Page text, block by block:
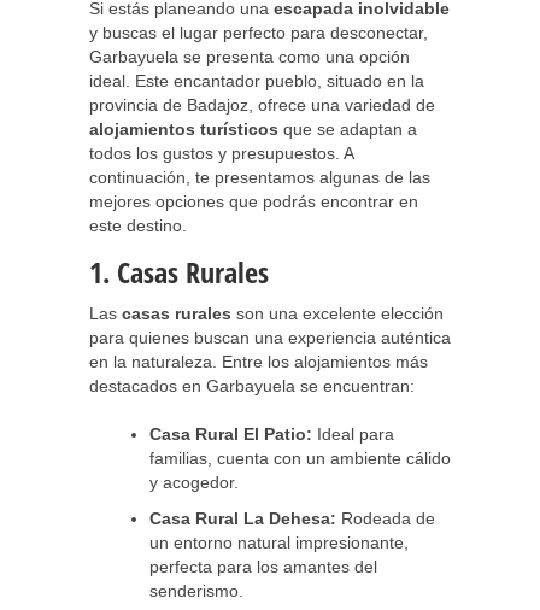
Si estás planeando una escapada inolvidable
y buscas el lugar perfecto para desconectar,
Garbayuela se presenta como una opción
ideal. Este encantador pueblo, situado en la
provincia de Badajoz, ofrece una variedad de
alojamientos turísticos que se adaptan a
todos los gustos y presupuestos. A
continuación, te presentamos algunas de las
mejores opciones que podrás encontrar en
este destino.
1. Casas Rurales
Las casas rurales son una excelente elección
para quienes buscan una experiencia auténtica
en la naturaleza. Entre los alojamientos más
destacados en Garbayuela se encuentran:
Casa Rural El Patio: Ideal para
familias, cuenta con un ambiente cálido
y acogedor.
Casa Rural La Dehesa: Rodeada de
un entorno natural impresionante,
perfecta para los amantes del
senderismo.